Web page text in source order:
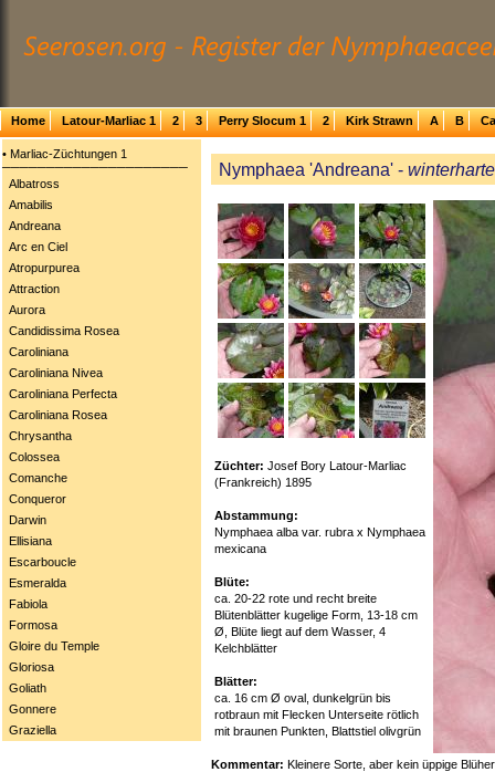
Home Latour-Marliac 1 2 3 Perry Slocum 1 2 Kirk Strawn A B
Nymphaea 'Andreana' -
Züchter:Josef Bory Latour-Marliac
(Frankreich) 1895
Abstammung:
Nymphaea alba var. rubra x Nymphaea
mexicana
Blüte:
ca. 20-22 rote und recht breite
Blütenblätter kugelige Form, 13-18 cm
Ø, Blüte liegt auf dem Wasser, 4
Kelchblätter
Blätter:
ca. 16 cm Ø oval, dunkelgrün bis
rotbraun mit Flecken Unterseite rötlich
mit braunen Punkten, Blattstiel olivgrün
Kommentar:Kleinere Sorte, aber kein üppige
• Marliac-Züchtungen 1
─────────────────────
Albatross
Amabilis
Andreana
Arc en Ciel
Atropurpurea
Attraction
Aurora
Candidissima Rosea
Caroliniana
Caroliniana Nivea
Caroliniana Perfecta
Caroliniana Rosea
Chrysantha
Colossea
Comanche
Conqueror
Darwin
Ellisiana
Escarboucle
Esmeralda
Fabiola
Formosa
Gloire du Temple
Gloriosa
Goliath
Gonnere
Graziella